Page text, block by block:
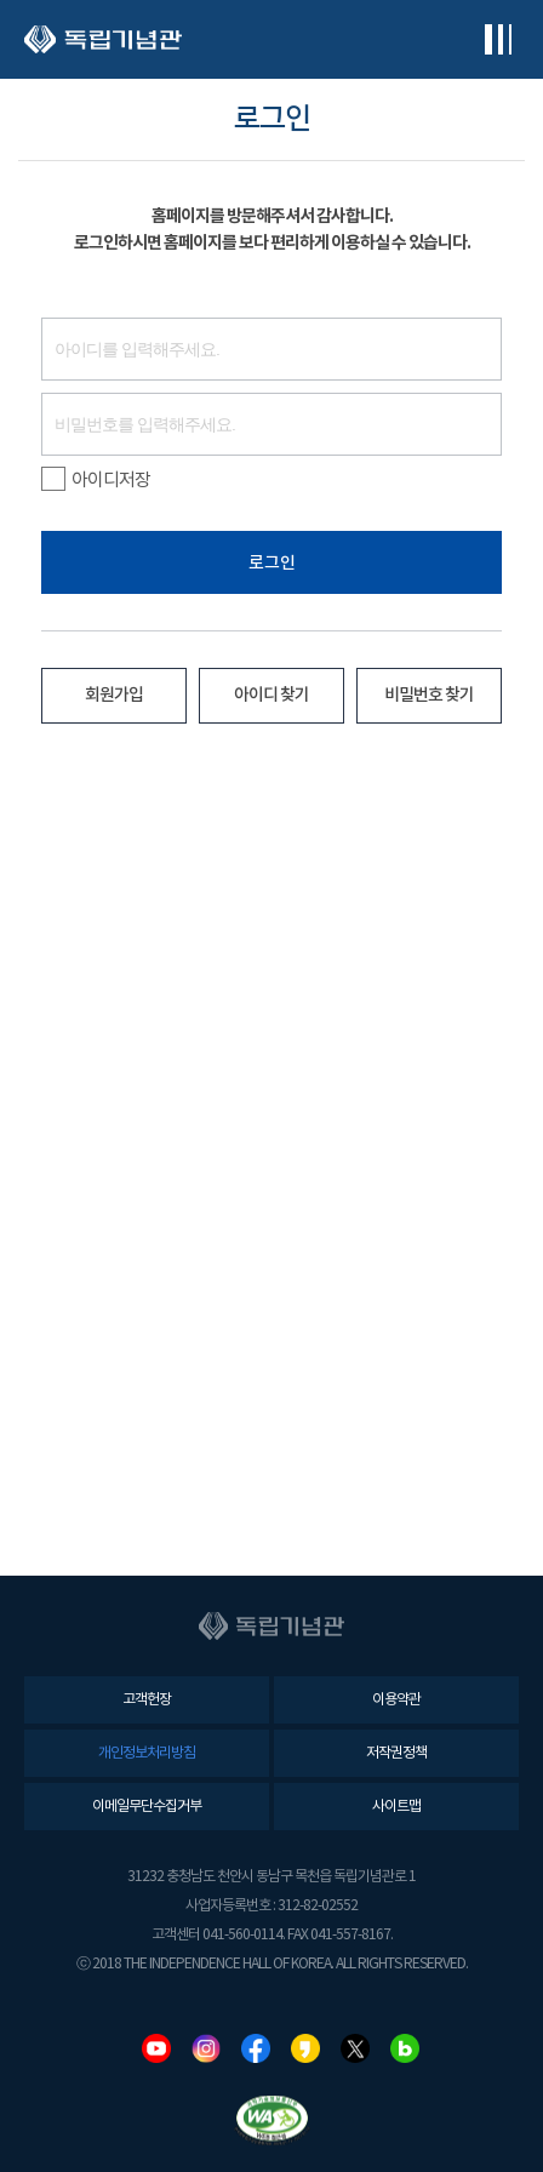
로그인
홈페이지를 방문해주셔서 감사합니다.
로그인하시면 홈페이지를 보다 편리하게 이용하실 수 있습니다.
아이디저장
로그인
회원가입 아이디 찾기 비밀번호 찾기
고객헌장 이용약관
개인정보처리방침 저작권정책
이메일무단수집거부 사이트맵
31232 충청남도 천안시 동남구 목천읍 독립기념관로 1
사업자등록번호 : 312-82-02552
고객센터 041-560-0114. FAX 041-557-8167.
ⓒ 2018 THE INDEPENDENCE HALL OF KOREA. ALL RIGHTS RESERVED.